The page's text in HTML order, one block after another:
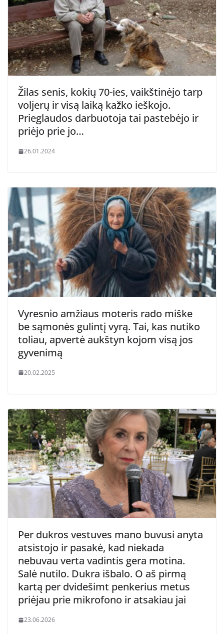
Žilas senis, kokių 70-ies, vaikštinėjo tarp
voljerų ir visą laiką kažko ieškojo.
Prieglaudos darbuotoja tai pastebėjo ir
priėjo prie jo…
26.01.2024
Vyresnio amžiaus moteris rado miške
be sąmonės gulintį vyrą. Tai, kas nutiko
toliau, apvertė aukštyn kojom visą jos
gyvenimą
20.02.2025
Per dukros vestuves mano buvusi anyta
atsistojo ir pasakė, kad niekada
nebuvau verta vadintis gera motina.
Salė nutilo. Dukra išbalo. O aš pirmą
kartą per dvidešimt penkerius metus
priėjau prie mikrofono ir atsakiau jai
23.06.2026